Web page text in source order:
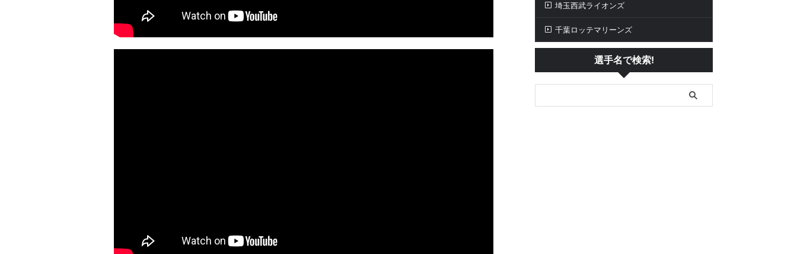
埼玉西武ライオンズ
千葉ロッテマリーンズ
選手名で検索!